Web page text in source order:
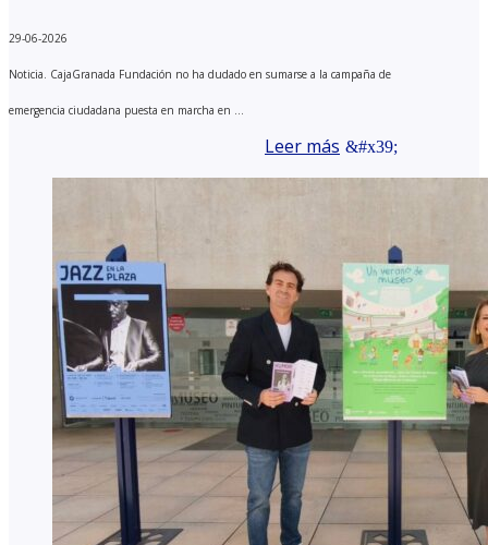
29-06-2026
Noticia. CajaGranada Fundación no ha dudado en sumarse a la campaña de
emergencia ciudadana puesta en marcha en ...
Leer más